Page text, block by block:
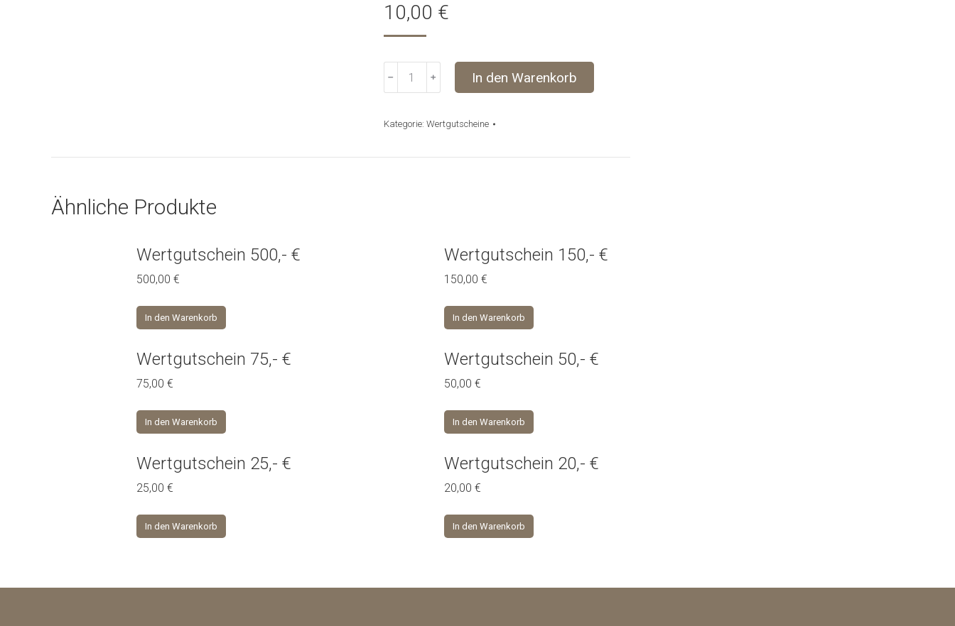
10,00 €
Wertgutschein
Menge
﹣ ﹢ In den Warenkorb
Kategorie: Wertgutscheine
Ähnliche Produkte
Wertgutschein 500,- €
500,00 €
In den Warenkorb
Wertgutschein 150,- €
150,00 €
In den Warenkorb
Wertgutschein 75,- €
75,00 €
In den Warenkorb
Wertgutschein 50,- €
50,00 €
In den Warenkorb
Wertgutschein 25,- €
25,00 €
In den Warenkorb
Wertgutschein 20,- €
20,00 €
In den Warenkorb